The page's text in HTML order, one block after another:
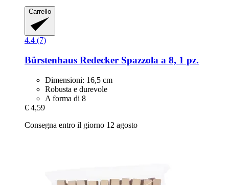
Carrello
4.4 (7)
Bürstenhaus Redecker Spazzola a 8, 1 pz.
Dimensioni: 16,5 cm
Robusta e durevole
A forma di 8
€ 4,59
Consegna entro il giorno 12 agosto